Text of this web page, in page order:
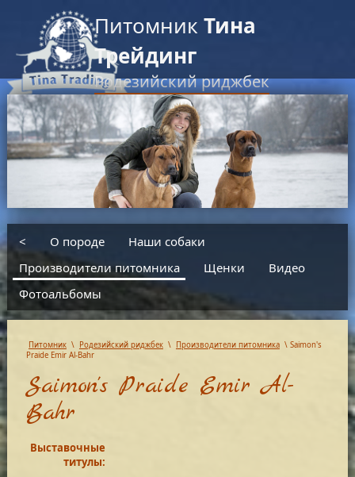
ПитомникТина
Трейдинг
Родезийский риджбек
введите текст для поиска
< О породе
Наши собаки
Производители питомника
Щенки
Видео
Фотоальбомы
Питомник \ Родезийский риджбек \ Производители питомника \ Saimon's
Praide Emir Al-Bahr
Saimon's Praide Emir Al-
Bahr
Выставочные
титулы: